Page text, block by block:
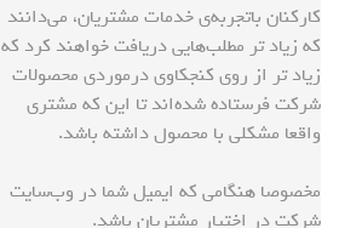
کارکنان باتجربه‌ی خدمات مشتریان، می‌دانند
که زیاد تر مطلب‌هایی دریافت خواهند کرد که
زیاد تر از روی کنجکاوی درمورد‌ی محصولات
شرکت فرستاده شده‌اند تا این که مشتری
واقعا مشکلی با محصول داشته باشد.
مخصوصا هنگامی که ایمیل شما در وب‌سایت
شرکت در اختیار مشتریان باشد.